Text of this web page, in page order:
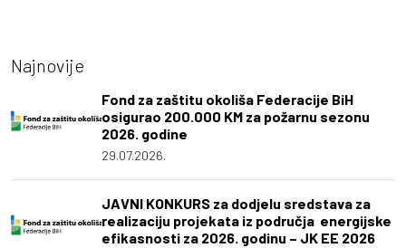
Najnovije
Fond za zaštitu okoliša Federacije BiH
osigurao 200.000 KM za požarnu sezonu
2026. godine
29.07.2026.
JAVNI KONKURS za dodjelu sredstava za
realizaciju projekata iz područja energijske
efikasnosti za 2026. godinu – JK EE 2026